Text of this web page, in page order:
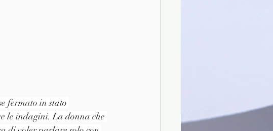
fermato in stato
le indagini. La donna che